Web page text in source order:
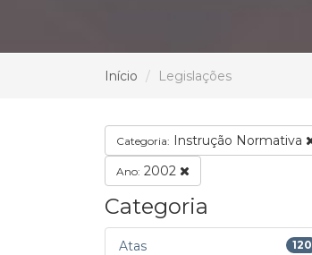
Início Legislações
Categoria: Instrução Normativa
Ano: 2002
Categoria
Atas 120